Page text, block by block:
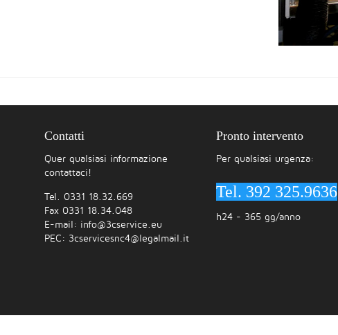
Contatti
Quer qualsiasi informazione
contattaci!
Tel. 0331 18.32.669
Fax 0331 18.34.048
E-mail: info@3cservice.eu
PEC: 3cservicesnc4@legalmail.it
Pronto intervento
Per qualsiasi urgenza:
Tel. 392 325.9636
h24 - 365 gg/anno